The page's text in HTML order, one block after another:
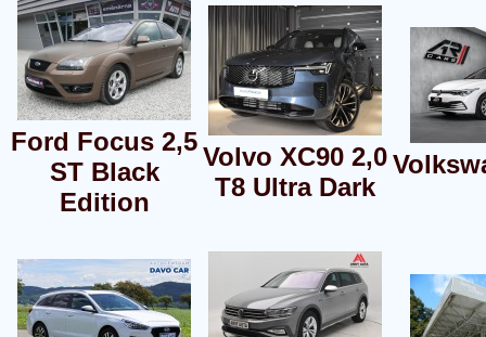
Ford Focus 2,5
ST Black
Edition
Volvo XC90 2,0
T8 Ultra Dark